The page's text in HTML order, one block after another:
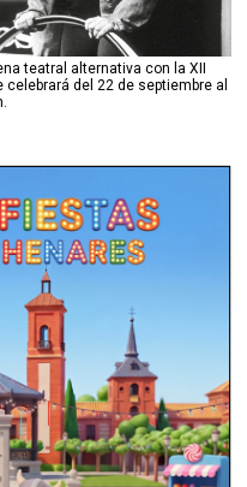
teatral alternativa con la XII
del 22 de septiembre al